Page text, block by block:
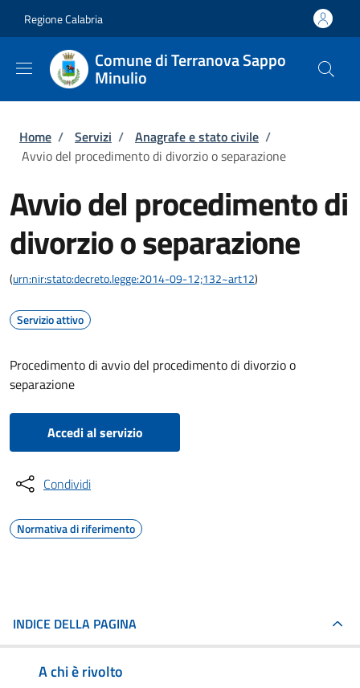
Regione Calabria
Comune di Terranova Sappo
Minulio
Briciole di pane
Home / Servizi / Anagrafe e stato civile /
Avvio del procedimento di divorzio o separazione
Avvio del procedimento di
divorzio o separazione
(urn:nir:stato:decreto.legge:2014-09-12;132~art12)
Servizio attivo
Procedimento di avvio del procedimento di divorzio o
separazione
Accedi al servizio
Condividi
Normativa di riferimento
INDICE DELLA PAGINA
A chi è rivolto